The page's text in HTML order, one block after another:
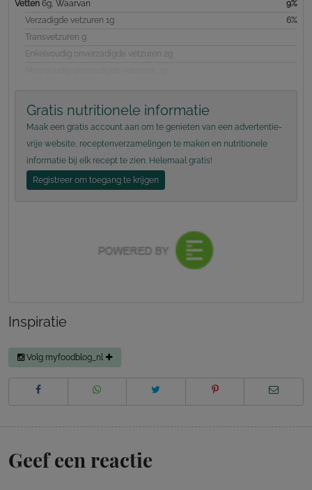
Vetten 6g, Waarvan
9%
Verzadigde vetzuren 1g
6%
Transvetzuren g
Enkelvoudig onverzadigde vetzuren 2g
Gratis nutritionele informatie
Maak een gratis account aan om te genieten van een advertentie-
vrije website, receptenverzamelingen te maken en nutritionele
informatie bij elk recept te zien. Helemaal gratis!
Registreer om toegang te krijgen
Inspiratie
Volg myfoodblog_nl
Geef een reactie